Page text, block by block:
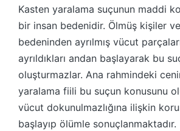
Kasten yaralama suçunun maddi
bir insan bedenidir. Ölmüş kişiler
bedeninden ayrılmış vücut
ayrıldıkları andan başlayarak bu
oluşturmazlar. Ana rahmindeki
yaralama fiili bu suçun konusunu
vücut dokunulmazlığına ilişkin
başlayıp ölümle sonuçlanmaktadır.